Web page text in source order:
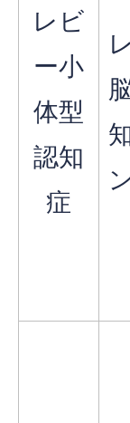
レビ
ー小
体型
認知
症